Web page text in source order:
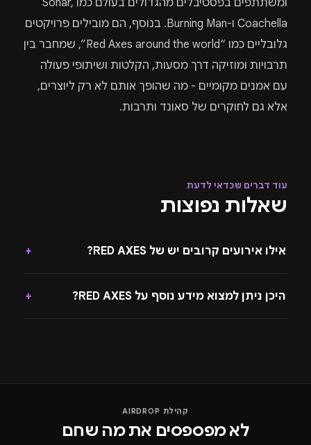
ומשתתפים בפסטיבלים מהגדולים בעולם כמו Sonar,
Coachella ו-
Burning Man. בנוסף, הם מובילים פרויקטים
גלובליים כמו “Red Axes around the world”, שמחבר בין
תרבויות ומוזיקה דרך מסעות, הקלטות ושיתופי פעולה
עם אמנים מקומיים - מה שהופך אותם לא רק ליוצרים,
אלא גם לחוקרים של סאונד ותרבות.
עוד דברים שכדאי לדעת
שאלות נפוצות
אילו אירועים קרובים יש של RED AXES? +
היכן ניתן למצוא מידע נוסף על RED AXES? +
קהילת AIRDROP
לא מפספסים את מה שחם